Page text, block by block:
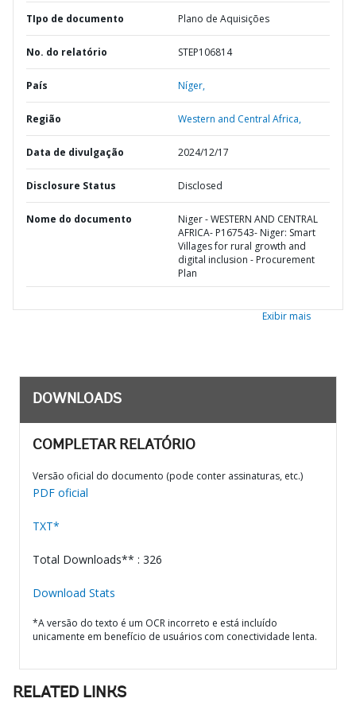
TIpo de documento Plano de Aquisições
No. do relatório STEP106814
País Níger,
Região Western and Central Africa,
Data de divulgação 2024/12/17
Disclosure Status Disclosed
Nome do documento
Niger - WESTERN AND CENTRAL
AFRICA- P167543- Niger: Smart
Villages for rural growth and
digital inclusion - Procurement
Plan
Exibir mais
DOWNLOADS
COMPLETAR RELATÓRIO
Versão oficial do documento (pode conter assinaturas, etc.)
PDF oficial
TXT*
Total Downloads** : 326
Download Stats
*A versão do texto é um OCR incorreto e está incluído
unicamente em benefício de usuários com conectividade lenta.
RELATED LINKS